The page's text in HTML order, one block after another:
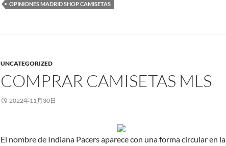
OPINIONES MADRID SHOP CAMISETAS
UNCATEGORIZED
COMPRAR CAMISETAS MLS
2022年11月30日
El nombre de Indiana Pacers aparece con una forma circular en la